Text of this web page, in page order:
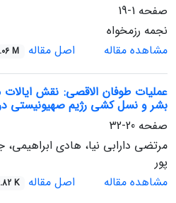
صفحه 1-19
نجمه رزمخواه
مشاهده مقاله
اصل مقاله M
عملیات طوفان الاقصی: نقش
بشر و نسل کشی رژیم صهیونیستی
صفحه 20-32
مرتضی دارابی نیا، هادی
پور
مشاهده مقاله
اصل مقاله K